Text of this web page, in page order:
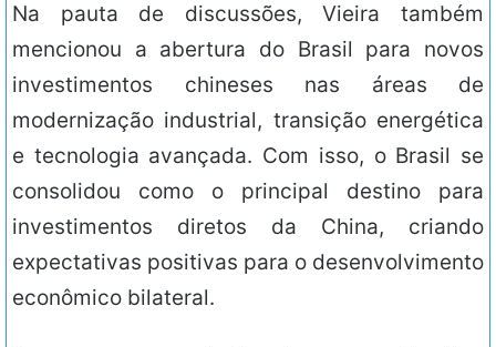
Na pauta de discussões, Vieira também
mencionou a abertura do Brasil para novos
investimentos chineses nas áreas de
modernização industrial, transição energética
e tecnologia avançada. Com isso, o Brasil se
consolidou como o principal destino para
investimentos diretos da China, criando
expectativas positivas para o desenvolvimento
econômico bilateral.